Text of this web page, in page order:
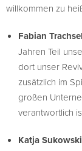
willkommen zu
Fabian Trachsel
Jahren Teil
dort unser
zusätzlich im
großen
verantwortlich
Katja Sukowski